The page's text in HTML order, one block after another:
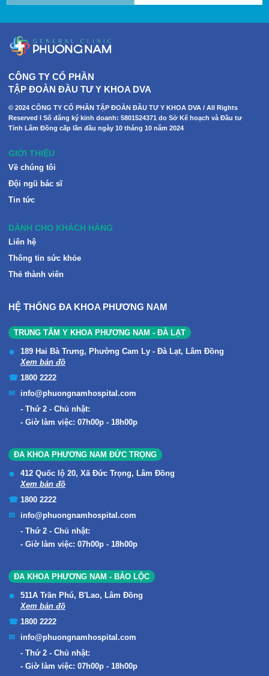
CÔNG TY CỔ PHẦN
TẬP ĐOÀN ĐẦU TƯ Y KHOA DVA
© 2024 CÔNG TY CỔ PHẦN TẬP ĐOÀN ĐẦU TƯ Y KHOA DVA / All Rights
Reserved I Số đăng ký kinh doanh: 5801524371 do Sở Kế hoạch và Đầu tư
Tỉnh Lâm Đồng cấp lần đầu ngày 10 tháng 10 năm 2024
GIỚI THIỆU
Về chúng tôi
Đội ngũ bác sĩ
Tin tức
DÀNH CHO KHÁCH HÀNG
Liên hệ
Thông tin sức khỏe
Thẻ thành viên
HỆ THỐNG ĐA KHOA PHƯƠNG NAM
TRUNG TÂM Y KHOA PHƯƠNG NAM - ĐÀ LẠT
189 Hai Bà Trưng, Phường Cam Ly - Đà Lạt, Lâm Đồng
Xem bản đồ
1800 2222
info@phuongnamhospital.com
Thứ 2 - Chủ nhật:
Giờ làm việc: 07h00p - 18h00p
ĐA KHOA PHƯƠNG NAM ĐỨC TRỌNG
412 Quốc lộ 20, Xã Đức Trọng, Lâm Đồng
Xem bản đồ
1800 2222
info@phuongnamhospital.com
Thứ 2 - Chủ nhật:
Giờ làm việc: 07h00p - 18h00p
ĐA KHOA PHƯƠNG NAM - BẢO LỘC
511A Trần Phú, B'Lao, Lâm Đồng
Xem bản đồ
1800 2222
info@phuongnamhospital.com
Thứ 2 - Chủ nhật:
Giờ làm việc: 07h00p - 18h00p